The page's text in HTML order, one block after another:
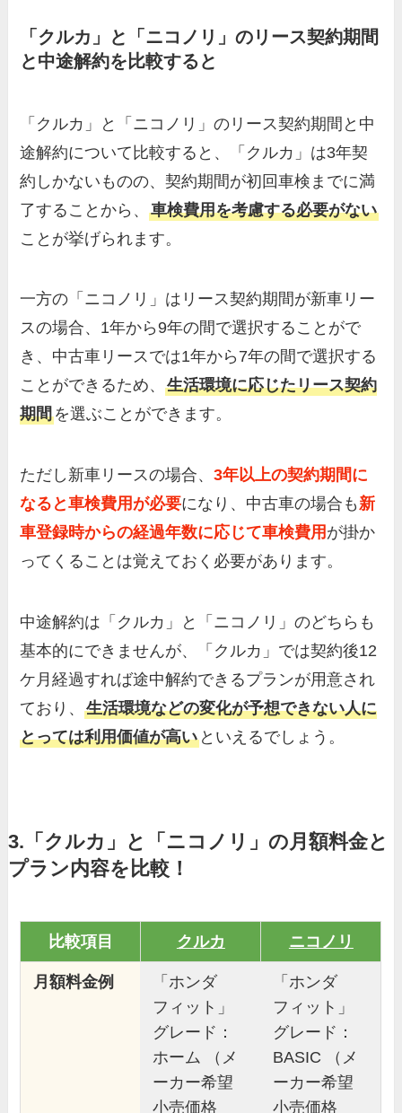
「クルカ」と「ニコノリ」のリース契約期間
と中途解約を比較すると
「クルカ」と「ニコノリ」のリース契約期間と中
途解約について比較すると、「クルカ」は3年契
約しかないものの、契約期間が初回車検までに満
了することから、車検費用を考慮する必要がない
ことが挙げられます。
一方の「ニコノリ」はリース契約期間が新車リー
スの場合、1年から9年の間で選択することがで
き、中古車リースでは1年から7年の間で選択する
ことができるため、生活環境に応じたリース契約
期間を選ぶことができます。
ただし新車リースの場合、3年以上の契約期間に
なると車検費用が必要になり、中古車の場合も新
車登録時からの経過年数に応じて車検費用 が掛か
ってくることは覚えておく必要があります。
中途解約は「クルカ」と「ニコノリ」のどちらも
基本的にできませんが、「クルカ」では契約後12
ケ月経過すれば途中解約できるプランが用意され
ており、生活環境などの変化が予想できない人に
とっては利用価値が高い といえるでしょう。
3.「クルカ」と「ニコノリ」の月額料金と
プラン内容を比較！
比較項目 クルカ ニコノリ
月額料金例
「ホンダ
フィット」
グレード：
ホーム （メ
ーカー希望
小売価格
「ホンダ
フィット」
グレード：
BASIC （メ
ーカー希望
小売価格